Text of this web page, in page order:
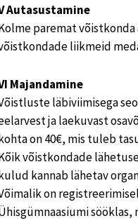
Autasustamine
paremat
liikmeid
Majandamine
läbiviimisega
ja laekuvast
on 40€, mis tuleb
võistkondade
kannab lähetav
on
sööklas,